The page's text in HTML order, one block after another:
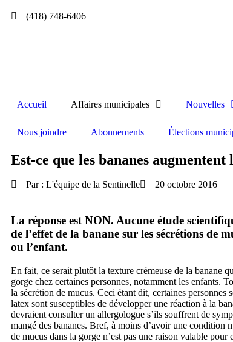
(418) 748-6406
Accueil Affaires municipales Nouvelles
Nous joindre Abonnements Élections
Est-ce que les bananes
Par : L'équipe de la Sentinelle 20 octobre 2016
La réponse est NON. Aucune étude
de l’effet de la banane sur les sécrétions de
ou l’enfant.
En fait, ce serait plutôt la texture crémeuse de la banane
gorge chez certaines personnes, notamment les enfants.
la sécrétion de mucus. Ceci étant dit, certaines
latex sont susceptibles de développer une réaction à la
devraient consulter un allergologue s’ils souffrent de
mangé des bananes. Bref, à moins d’avoir une condition
de mucus dans la gorge n’est pas une raison valable